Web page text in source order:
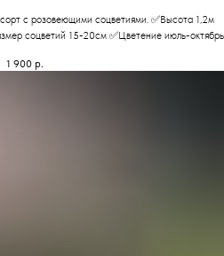
с розовеющими соцветиями. ✅Высота 1,2м
соцветий 15-20см ✅Цветение июль-октябрь
1 900 р.